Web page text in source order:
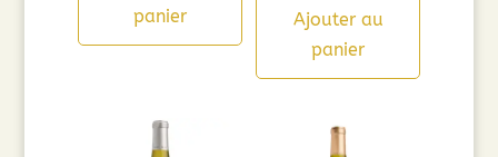
panier
Ajouter au
panier